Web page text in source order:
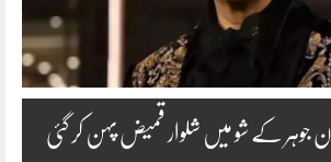
جوہر کے شو میں شلوار قمیض پہن کر گئی